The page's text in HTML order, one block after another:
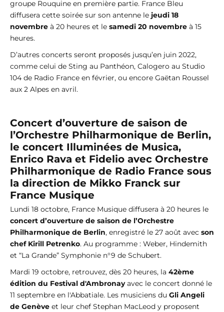
groupe Rouquine en première partie. France Bleu
diffusera cette soirée sur son antenne le jeudi 18
novembre à 20 heures et le samedi 20 novembre à 15
heures.
D’autres concerts seront proposés jusqu’en juin 2022,
comme celui de Sting au Panthéon, Calogero au Studio
104 de Radio France en février, ou encore Gaëtan Roussel
aux 2 Alpes en avril.
Concert d’ouverture de saison de
l’Orchestre Philharmonique de Berlin,
le concert Illuminées de Musica,
Enrico Rava et Fidelio avec Orchestre
Philharmonique de Radio France sous
la direction de Mikko Franck sur
France Musique
Lundi 18 octobre, France Musique diffusera à 20 heures le
concert d’ouverture de saison de l’Orchestre
Philharmonique de Berlin, enregistré le 27 août avec son
chef Kirill Petrenko. Au programme : Weber, Hindemith
et “La Grande” Symphonie n°9 de Schubert.
Mardi 19 octobre, retrouvez, dès 20 heures, la 42ème
édition du Festival d'Ambronayavec le concert donné le
11 septembre en l'Abbatiale. Les musiciens du Gli Angeli
de Genève et leur chef Stephan MacLeod y proposent